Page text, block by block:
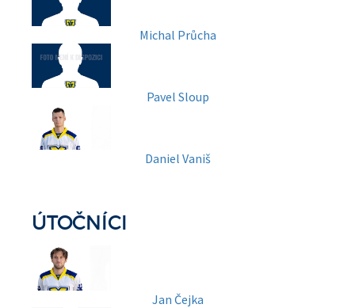
Michal Průcha
Pavel Sloup
Daniel Vaniš
ÚTOČNÍCI
Jan Čejka